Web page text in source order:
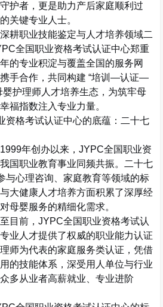
护者，更是助力产后家庭顺利过
关键专业人士。
耕职业技能鉴定与人才培养领域二
全国职业资格考试认证中心郑重
的专业积淀与覆盖全国的服务网
手合作，共同构建 “培训—认证—
婴护理师人才培养生态，为筑牢母
福指数注入专业力量。
资格考试认证中心的底蕴：二十七
1999年创办以来，JYPC全国职业资
国职业教育事业同频共振。二十七
与心理咨询、家庭教育等领域的标
大健康人才培养方面积累了深厚经
母婴服务的精细化需求。
至目前，JYPC全国职业资格考试认
专业人才提供了权威的职业能力认证
师为代表的家庭服务类认证，凭借
的技能体系，深受用人单位与行业
多从业者高薪就业、专业进阶